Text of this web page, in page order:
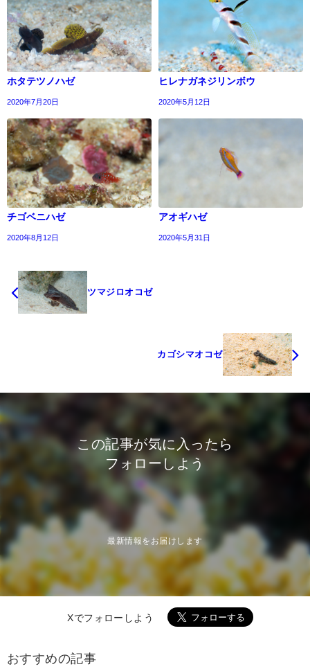
ホタテツノハゼ
2020年7月20日
ヒレナガネジリンボウ
2020年5月12日
チゴベニハゼ
2020年8月12日
アオギハゼ
2020年5月31日
ツマジロオコゼ
カゴシマオコゼ
この記事が気に入ったら
フォローしよう
最新情報をお届けします
Xでフォローしよう
おすすめの記事